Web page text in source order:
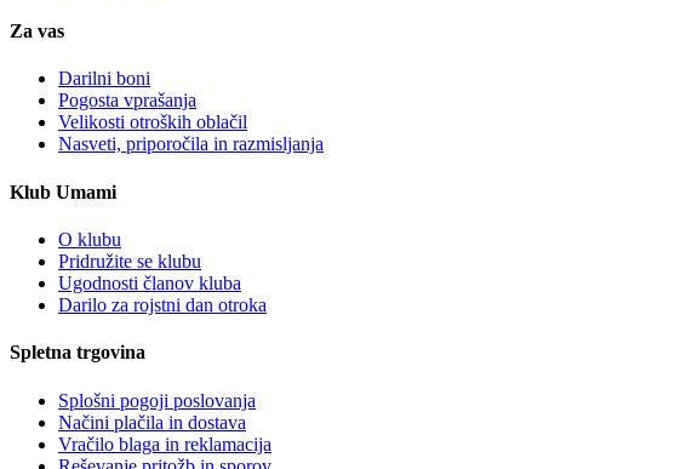
Za vas
Darilni boni
Pogosta vprašanja
Velikosti otroških oblačil
Nasveti, priporočila in razmisljanja
Klub Umami
O klubu
Pridružite se klubu
Ugodnosti članov kluba
Darilo za rojstni dan otroka
Spletna trgovina
Splošni pogoji poslovanja
Načini plačila in dostava
Vračilo blaga in reklamacija